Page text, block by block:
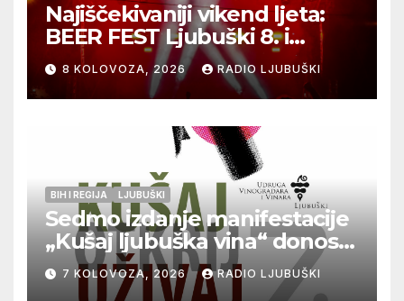
Najiščekivaniji vikend ljeta:
BEER FEST Ljubuški 8. i
9.kolovoza
8 KOLOVOZA, 2026 RADIO LJUBUŠKI
BIH I REGIJA LJUBUŠKI
Sedmo izdanje manifestacije
„Kušaj ljubuška vina“ donosi
vrhunska vina, gastronomiju i
glazbu
7 KOLOVOZA, 2026 RADIO LJUBUŠKI